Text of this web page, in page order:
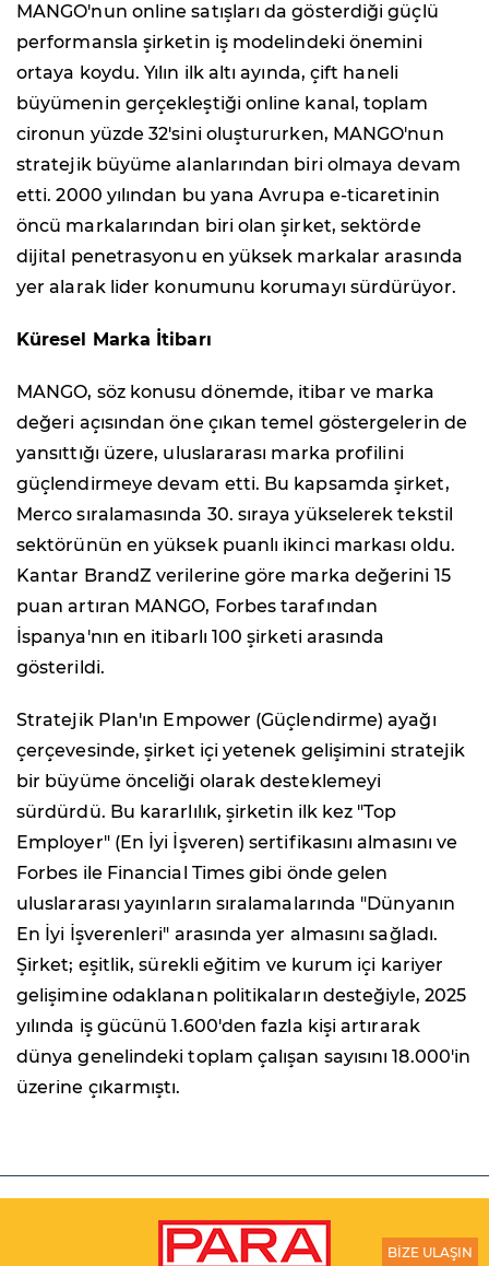
MANGO'nun online satışları da gösterdiği güçlü
performansla şirketin iş modelindeki önemini
ortaya koydu. Yılın ilk altı ayında, çift haneli
büyümenin gerçekleştiği online kanal, toplam
cironun yüzde 32'sini oluştururken, MANGO'nun
stratejik büyüme alanlarından biri olmaya devam
etti. 2000 yılından bu yana Avrupa e-ticaretinin
öncü markalarından biri olan şirket, sektörde
dijital penetrasyonu en yüksek markalar arasında
yer alarak lider konumunu korumayı sürdürüyor.
Küresel Marka İtibarı
MANGO, söz konusu dönemde, itibar ve marka
değeri açısından öne çıkan temel göstergelerin de
yansıttığı üzere, uluslararası marka profilini
güçlendirmeye devam etti. Bu kapsamda şirket,
Merco sıralamasında 30. sıraya yükselerek tekstil
sektörünün en yüksek puanlı ikinci markası oldu.
Kantar BrandZ verilerine göre marka değerini 15
puan artıran MANGO, Forbes tarafından
İspanya'nın en itibarlı 100 şirketi arasında
gösterildi.
Stratejik Plan'ın Empower (Güçlendirme) ayağı
çerçevesinde, şirket içi yetenek gelişimini stratejik
bir büyüme önceliği olarak desteklemeyi
sürdürdü. Bu kararlılık, şirketin ilk kez "Top
Employer" (En İyi İşveren) sertifikasını almasını ve
Forbes ile Financial Times gibi önde gelen
uluslararası yayınların sıralamalarında "Dünyanın
En İyi İşverenleri" arasında yer almasını sağladı.
Şirket; eşitlik, sürekli eğitim ve kurum içi kariyer
gelişimine odaklanan politikaların desteğiyle, 2025
yılında iş gücünü 1.600'den fazla kişi artırarak
dünya genelindeki toplam çalışan sayısını 18.000'in
üzerine çıkarmıştı.
BİZE ULAŞIN